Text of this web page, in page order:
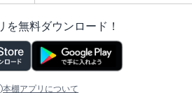
を無料ダウンロード！
本棚アプリについて